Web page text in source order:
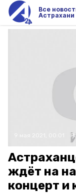
Все
Астрахани
ждёт на
концерт и